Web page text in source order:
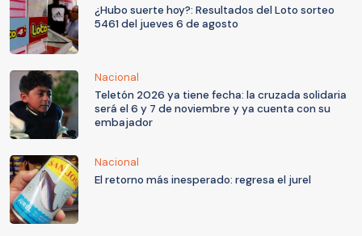
¿Hubo suerte hoy?: Resultados del Loto sorteo
5461 del jueves 6 de agosto
Nacional
Teletón 2026 ya tiene fecha: la cruzada solidaria
será el 6 y 7 de noviembre y ya cuenta con su
embajador
Nacional
El retorno más inesperado: regresa el jurel